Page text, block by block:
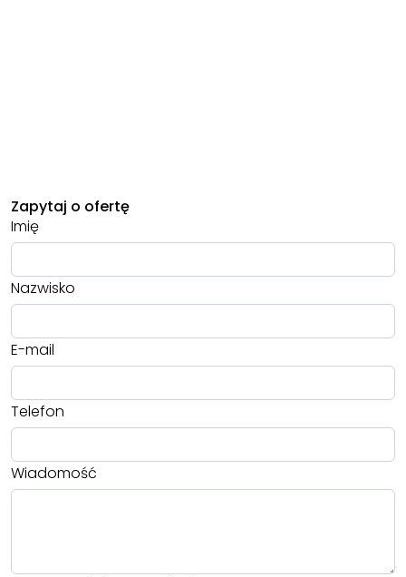
Zapytaj o ofertę
Imię
Nazwisko
E-mail
Telefon
Wiadomość